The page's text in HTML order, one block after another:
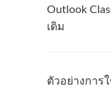
Outlook
เดิม
ตัวอย่างการ